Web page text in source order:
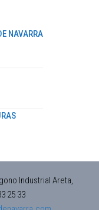
NAVARRA
Industrial Areta,
25 33